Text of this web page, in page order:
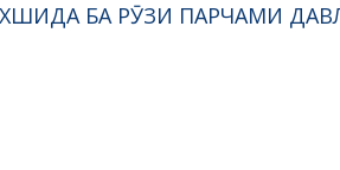
БА РӮЗИ ПАРЧАМИ